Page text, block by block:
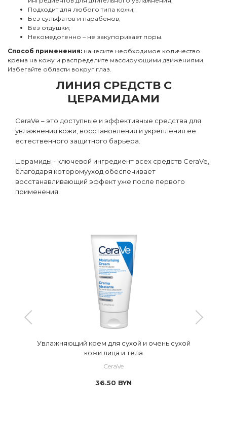
Подходит для любого типа кожи;
Без сульфатов и парабенов;
Без отдушки;
Некомедогенно – не закупоривает поры.
Способ применения: нанесите необходимое количество
крема на кожу и распределите массирующими движениями.
Избегайте области вокруг глаз.
ЛИНИЯ СРЕДСТВ С
ЦЕРАМИДАМИ
CeraVe – это доступные и эффективные средства для
увлажнения кожи, восстановления и укрепления ее
естественного защитного барьера.
Церамиды - ключевой ингредиент всех средств CeraVe,
благодаря которомууход обеспечивает
восстанавливающий эффект уже после первого
применения.
Увлажняющий крем для сухой и очень сухой
кожи лица и тела
CeraVe
36.50 BYN